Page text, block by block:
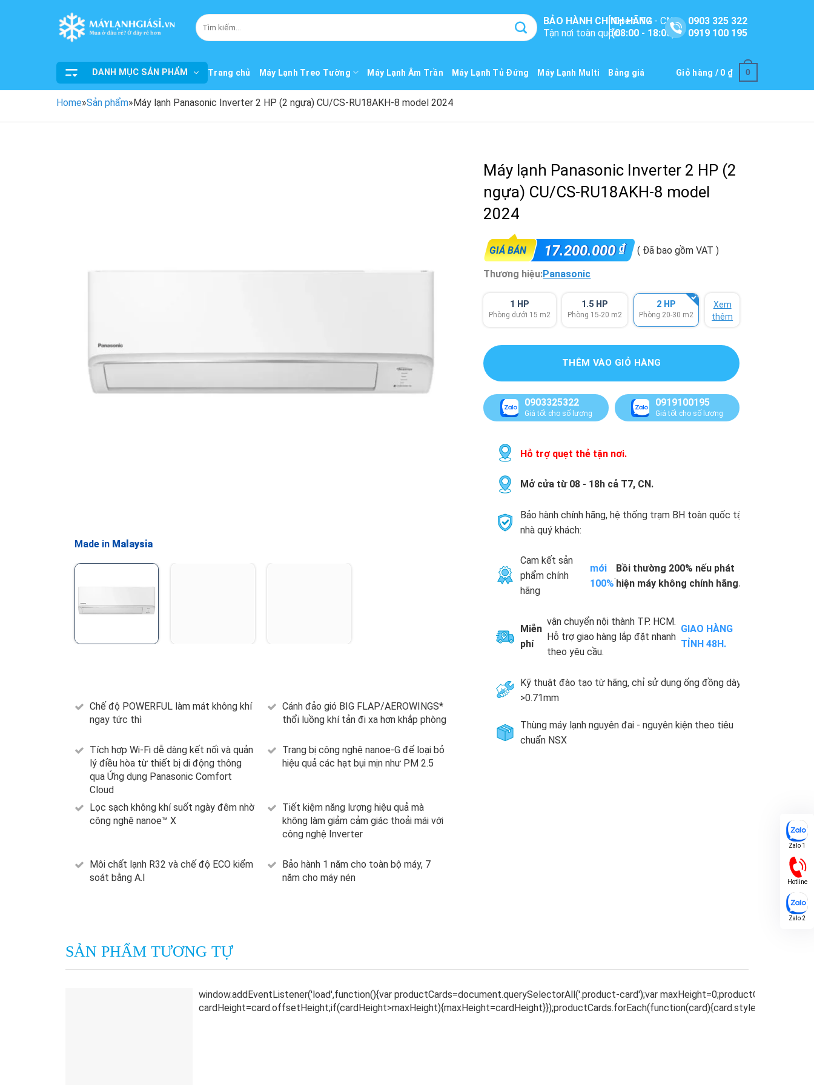
Tìm
kiếm:
BẢO HÀNH CHÍNH HÃNG
Tận nơi toàn quốc
Open: T2 - CN
(08:00 - 18:00)
0903 325 322
0919 100 195
DANH MỤC SẢN PHẨM Trang chủ Máy Lạnh Treo Tường Máy Lạnh Âm Trần Máy Lạnh Tủ Đứng Máy Lạnh Multi Bảng giá Giỏ hàng / 0 ₫ 0
Home»Sản phẩm» Máy lạnh Panasonic Inverter 2 HP (2 ngựa) CU/CS-RU18AKH-8 model 2024
Made in Malaysia
Chế độ POWERFUL làm mát không khí
ngay tức thì
Cánh đảo gió BIG FLAP/AEROWINGS*
thổi luồng khí tản đi xa hơn khắp phòng
Tích hợp Wi-Fi dễ dàng kết nối và quản
lý điều hòa từ thiết bị di động thông
qua Ứng dụng Panasonic Comfort
Cloud
Trang bị công nghệ nanoe-G để loại bỏ
hiệu quả các hạt bụi mịn như PM 2.5
Lọc sạch không khí suốt ngày đêm nhờ
công nghệ nanoe™ X
Tiết kiệm năng lượng hiệu quả mà
không làm giảm cảm giác thoải mái với
công nghệ Inverter
Môi chất lạnh R32 và chế độ ECO kiểm
soát bằng A.I
Bảo hành 1 năm cho toàn bộ máy, 7
năm cho máy nén
Máy lạnh Panasonic Inverter 2 HP (2
ngựa) CU/CS-RU18AKH-8 model
2024
GIÁ BÁN 17.200.000₫ ( Đã bao gồm VAT )
Thương hiệu:Panasonic
1 HP
Phòng dưới 15 m2
1.5 HP
Phòng 15-20 m2
2 HP
Phòng 20-30 m2
Xem
thêm
THÊM VÀO GIỎ HÀNG
0903325322
Giá tốt cho số lượng
0919100195
Giá tốt cho số lượng
Hỗ trợ quẹt thẻ tận nơi.
Mở cửa từ 08 - 18h cả T7, CN.
Bảo hành chính hãng, hệ thống trạm BH toàn quốc tận
nhà quý khách:
Cam kết sản
phẩm chính
hãng
mới
100%
.
Bồi thường 200% nếu phát
hiện máy không chính hãng.
Miễn
phí
vận chuyển nội thành TP. HCM.
Hỗ trợ giao hàng lắp đặt nhanh
theo yêu cầu.
GIAO HÀNG
TỈNH 48H.
Kỹ thuật đào tạo từ hãng, chỉ sử dụng ống đồng dày
>0.71mm
Thùng máy lạnh nguyên đai - nguyên kiện theo tiêu
chuẩn NSX
SẢN PHẨM TƯƠNG TỰ
Zalo 1
Hotline
Zalo 2